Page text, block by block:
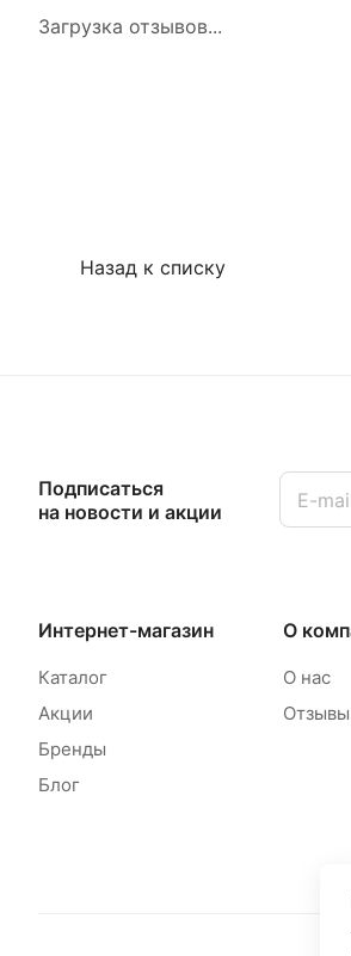
Загрузка отзывов...
Назад к списку
Подписаться
на новости и акции
Интернет-магазин
Каталог
Акции
Бренды
Блог
О
О нас
Отзывы